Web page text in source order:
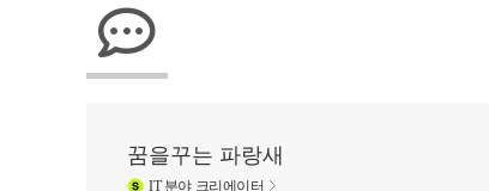
꿈을꾸는 파랑새
IT분야 크리에이터